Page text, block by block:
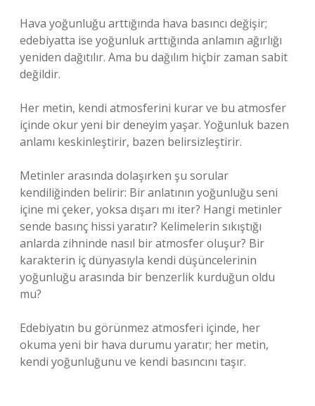
Hava yoğunluğu arttığında hava basıncı değişir;
edebiyatta ise yoğunluk arttığında anlamın ağırlığı
yeniden dağıtılır. Ama bu dağılım hiçbir zaman sabit
değildir.
Her metin, kendi atmosferini kurar ve bu atmosfer
içinde okur yeni bir deneyim yaşar. Yoğunluk bazen
anlamı keskinleştirir, bazen belirsizleştirir.
Metinler arasında dolaşırken şu sorular
kendiliğinden belirir: Bir anlatının yoğunluğu seni
içine mi çeker, yoksa dışarı mı iter? Hangi metinler
sende basınç hissi yaratır? Kelimelerin sıkıştığı
anlarda zihninde nasıl bir atmosfer oluşur? Bir
karakterin iç dünyasıyla kendi düşüncelerinin
yoğunluğu arasında bir benzerlik kurduğun oldu
mu?
Edebiyatın bu görünmez atmosferi içinde, her
okuma yeni bir hava durumu yaratır; her metin,
kendi yoğunluğunu ve kendi basıncını taşır.